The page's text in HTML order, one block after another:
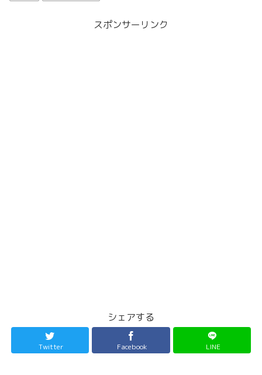
スポンサーリンク
シェアする
Twitter Facebook LINE